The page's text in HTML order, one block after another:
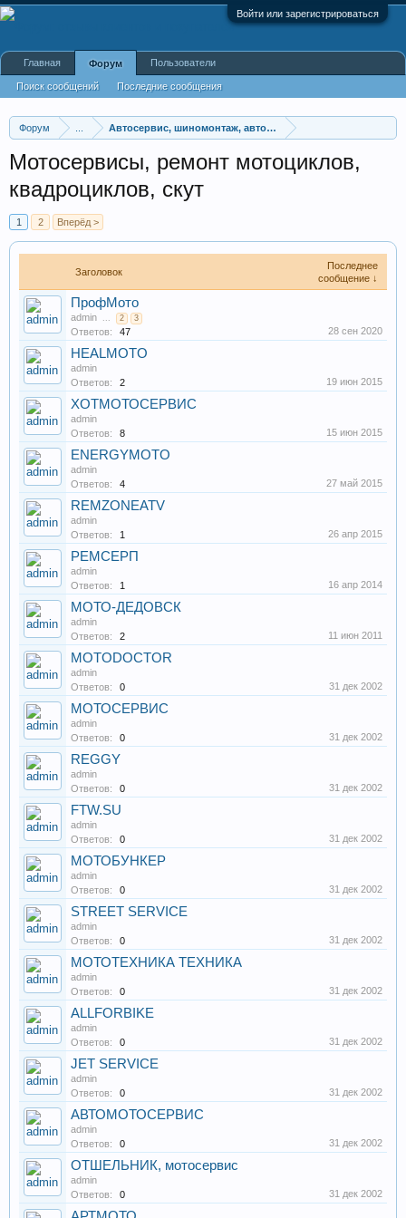
Войти или зарегистрироваться
Форум Автосервис, шиномонтаж, автомойки
Мотосервисы, ремонт мотоциклов,
квадроциклов, скут
1 2 Вперёд >
Заголовок
Последнее
сообщение ↓
ПрофМото
admin ... 2 3
Ответов: 47 28 сен 2020
HEALMOTO
admin
Ответов:
2 19 июн 2015
ХОТМОТОСЕРВИС
admin
Ответов:
8 15 июн 2015
ENERGYMOTO
admin
Ответов:
4 27 май 2015
REMZONEATV
admin
Ответов:
1 26 апр 2015
РЕМСЕРП
admin
Ответов:
1 16 апр 2014
МОТО-ДЕДОВСК
admin
Ответов:
2 11 июн 2011
MOTODOCTOR
admin
Ответов:
0 31 дек 2002
МОТОСЕРВИС
admin
Ответов:
0 31 дек 2002
REGGY
admin
Ответов:
0 31 дек 2002
FTW.SU
admin
Ответов:
0 31 дек 2002
МОТОБУНКЕР
admin
Ответов:
0 31 дек 2002
STREET SERVICE
admin
Ответов:
0 31 дек 2002
МОТОТЕХНИКА ТЕХНИКА
admin
Ответов:
0 31 дек 2002
ALLFORBIKE
admin
Ответов:
0 31 дек 2002
JET SERVICE
admin
Ответов:
0 31 дек 2002
АВТОМОТОСЕРВИС
admin
Ответов:
0 31 дек 2002
ОТШЕЛЬНИК, мотосервис
admin
Ответов:
0 31 дек 2002
Главная Форум
Поиск сообщений Последние сообщения
Пользователи